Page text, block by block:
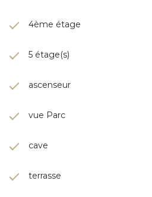
4ème étage
5 étage(s)
ascenseur
vue Parc
cave
terrasse